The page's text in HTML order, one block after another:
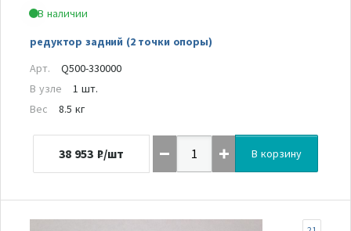
В наличии
редуктор задний (2 точки опоры)
Арт.
Q500-330000
В узле
1 шт.
Вес
8.5 кг
38 953 ₽/шт В корзину